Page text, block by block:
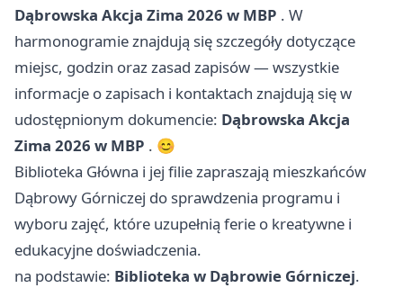
Dąbrowska Akcja Zima 2026 w MBP . W
harmonogramie znajdują się szczegóły dotyczące
miejsc, godzin oraz zasad zapisów — wszystkie
informacje o zapisach i kontaktach znajdują się w
udostępnionym dokumencie: Dąbrowska Akcja
Zima 2026 w MBP . 😊
Biblioteka Główna i jej filie zapraszają mieszkańców
Dąbrowy Górniczej do sprawdzenia programu i
wyboru zajęć, które uzupełnią ferie o kreatywne i
edukacyjne doświadczenia.
na podstawie: Biblioteka w Dąbrowie Górniczej.